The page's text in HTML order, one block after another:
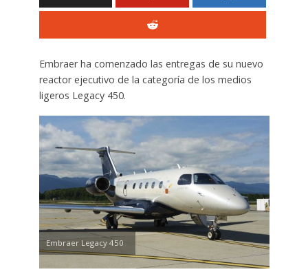
Embraer ha comenzado las entregas de su nuevo
reactor ejecutivo de la categoría de los medios
ligeros Legacy 450.
Embraer Legacy 450